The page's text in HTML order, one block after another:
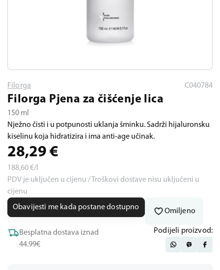
Filorga C040784
Filorga Pjena za čišćenje lica
150 ml
Nježno čisti i u potpunosti uklanja šminku. Sadrži hijaluronsku
kiselinu koja hidratizira i ima anti-age učinak.
28,29 €
188,60€/l
PDV je uključen u cijenu / Troškovi dostave nisu uključeni u
cijenu
Obavijesti me kada postane dostupno
Omiljeno
Besplatna dostava iznad
44.99€
Podijeli proizvod: